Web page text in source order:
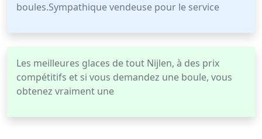
boules.Sympathique vendeuse pour le service
Les meilleures glaces de tout Nijlen, à des prix
compétitifs et si vous demandez une boule, vous
obtenez vraiment une